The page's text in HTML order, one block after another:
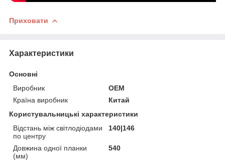
Приховати
Характеристики
Основні
Виробник
OEM
Країна виробник
Китай
Користувальницькі характеристики
Відстань між світлодіодами
по центру
140|146
Довжина одної планки
(мм)
540